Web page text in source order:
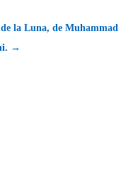
de la Luna, de Muhammad
→